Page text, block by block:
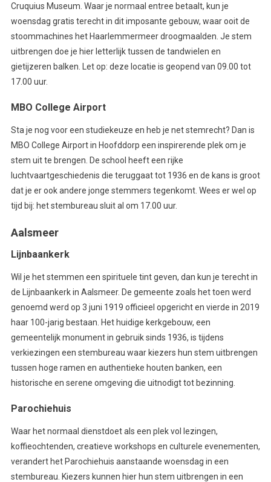
Cruquius Museum. Waar je normaal entree betaalt, kun je
woensdag gratis terecht in dit imposante gebouw, waar ooit de
stoommachines het Haarlemmermeer droogmaalden. Je stem
uitbrengen doe je hier letterlijk tussen de tandwielen en
gietijzeren balken. Let op: deze locatie is geopend van 09.00 tot
17.00 uur.
MBO College Airport
Sta je nog voor een studiekeuze en heb je net stemrecht? Dan is
MBO College Airport in Hoofddorp een inspirerende plek om je
stem uit te brengen. De school heeft een rijke
luchtvaartgeschiedenis die teruggaat tot 1936 en de kans is groot
dat je er ook andere jonge stemmers tegenkomt. Wees er wel op
tijd bij: het stembureau sluit al om 17.00 uur.
Aalsmeer
Lijnbaankerk
Wil je het stemmen een spirituele tint geven, dan kun je terecht in
de Lijnbaankerk in Aalsmeer. De gemeente zoals het toen werd
genoemd werd op 3 juni 1919 officieel opgericht en vierde in 2019
haar 100-jarig bestaan. Het huidige kerkgebouw, een
gemeentelijk monument in gebruik sinds 1936, is tijdens
verkiezingen een stembureau waar kiezers hun stem uitbrengen
tussen hoge ramen en authentieke houten banken, een
historische en serene omgeving die uitnodigt tot bezinning.
Parochiehuis
Waar het normaal dienstdoet als een plek vol lezingen,
koffieochtenden, creatieve workshops en culturele evenementen,
verandert het Parochiehuis aanstaande woensdag in een
stembureau. Kiezers kunnen hier hun stem uitbrengen in een